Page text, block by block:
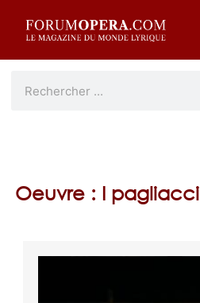
Oeuvre : I pagliacci